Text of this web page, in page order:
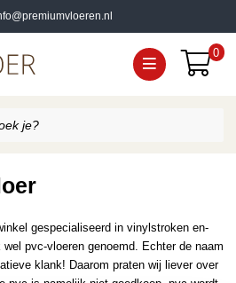
0
gespecialiseerd in vinylstroken en-
pvc-vloeren genoemd. Echter de naam
klank! Daarom praten wij liever over